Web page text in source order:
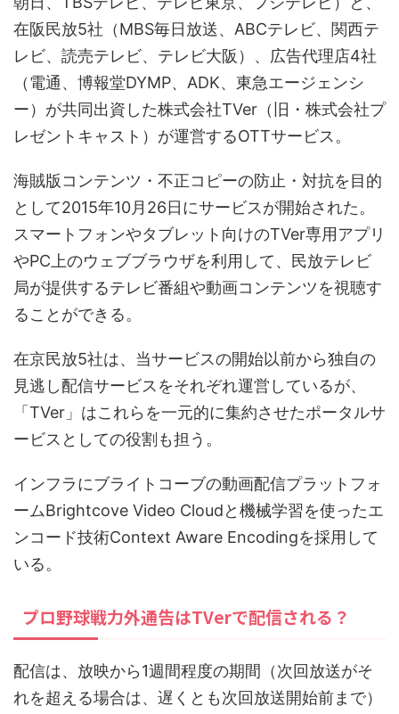
在阪民放5社（MBS毎日放送、ABCテレビ、関西テ
レビ、読売テレビ、テレビ大阪）、広告代理店4社
（電通、博報堂DYMP、ADK、東急エージェンシ
ー）が共同出資した株式会社TVer（旧・株式会社プ
レゼントキャスト）が運営するOTTサービス。
海賊版コンテンツ・不正コピーの防止・対抗を目的
として2015年10月26日にサービスが開始された。
スマートフォンやタブレット向けのTVer専用アプリ
やPC上のウェブブラウザを利用して、民放テレビ
局が提供するテレビ番組や動画コンテンツを視聴す
ることができる。
在京民放5社は、当サービスの開始以前から独自の
見逃し配信サービスをそれぞれ運営しているが、
「TVer」はこれらを一元的に集約させたポータルサ
ービスとしての役割も担う。
インフラにブライトコーブの動画配信プラットフォ
ームBrightcove Video Cloudと機械学習を使ったエ
ンコード技術Context Aware Encodingを採用して
いる。
プロ野球戦力外通告はTVerで配信される？
配信は、放映から1週間程度の期間（次回放送がそ
れを超える場合は、遅くとも次回放送開始前まで）